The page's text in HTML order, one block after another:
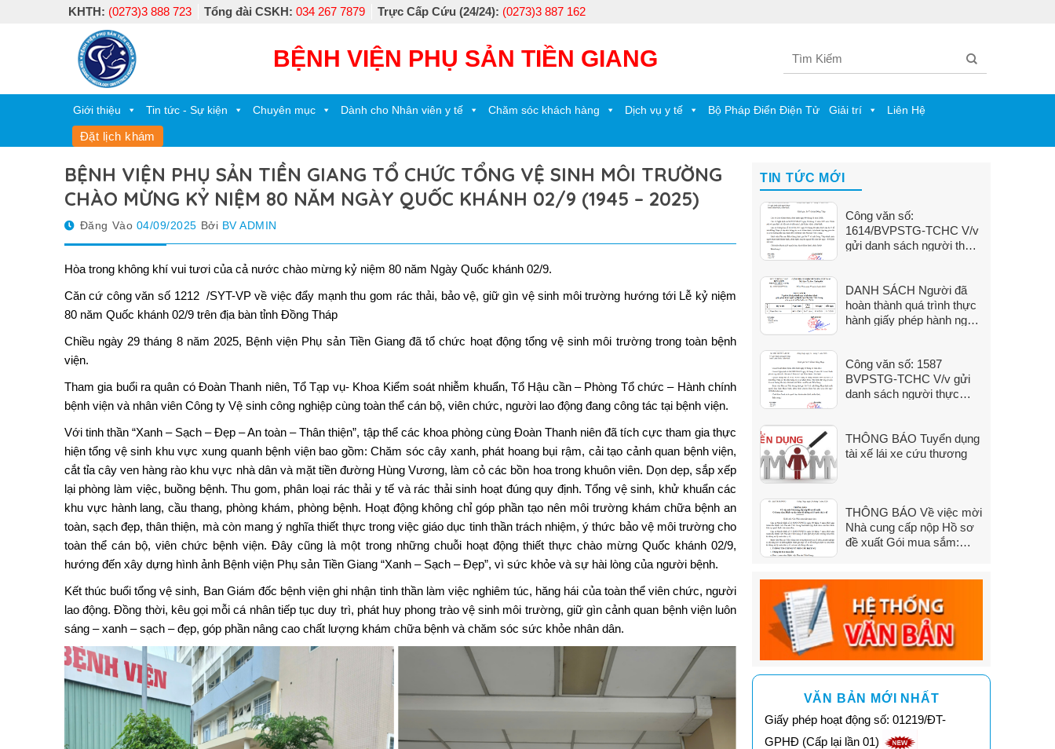
KHTH: (0273)3 888 723 Tổng đài CSKH: 034 267 7879 Trực Cấp Cứu (24/24): (0273)3 887 162
BỆNH VIỆN PHỤ SẢN TIỀN GIANG
Giới thiệu Tin tức - Sự kiện Chuyên mục Dành cho Nhân viên y tế Chăm sóc khách hàng Dịch vụ y tế Bộ Pháp Điển Điện Tử Giải trí Liên Hệ
Đặt lịch khám
BỆNH VIỆN PHỤ SẢN TIỀN GIANG TỔ CHỨC TỔNG VỆ SINH MÔI TRƯỜNG
CHÀO MỪNG KỶ NIỆM 80 NĂM NGÀY QUỐC KHÁNH 02/9 (1945 – 2025)
Đăng Vào 04/09/2025 Bởi BV ADMIN
Hòa trong không khí vui tươi của cả nước chào mừng kỷ niệm 80 năm Ngày Quốc khánh 02/9.
Căn cứ công văn số 1212 /SYT-VP về việc đẩy mạnh thu gom rác thải, bảo vệ, giữ gìn vệ sinh môi trường hướng tới Lễ kỷ niệm
80 năm Quốc khánh 02/9 trên địa bàn tỉnh Đồng Tháp
Chiều ngày 29 tháng 8 năm 2025, Bệnh viện Phụ sản Tiền Giang đã tổ chức hoạt động tổng vệ sinh môi trường trong toàn bệnh
viện.
Tham gia buổi ra quân có Đoàn Thanh niên, Tổ Tạp vụ- Khoa Kiểm soát nhiễm khuẩn, Tổ Hậu cần – Phòng Tổ chức – Hành chính
bệnh viện và nhân viên Công ty Vệ sinh công nghiệp cùng toàn thể cán bộ, viên chức, người lao động đang công tác tại bệnh viện.
Với tinh thần “Xanh – Sạch – Đẹp – An toàn – Thân thiện”, tập thể các khoa phòng cùng Đoàn Thanh niên đã tích cực tham gia thực
hiện tổng vệ sinh khu vực xung quanh bệnh viện bao gồm: Chăm sóc cây xanh, phát hoang bụi rậm, cải tạo cảnh quan bệnh viện,
cắt tỉa cây ven hàng rào khu vực nhà dân và mặt tiền đường Hùng Vương, làm cỏ các bồn hoa trong khuôn viên. Dọn dẹp, sắp xếp
lại phòng làm việc, buồng bệnh. Thu gom, phân loại rác thải y tế và rác thải sinh hoạt đúng quy định. Tổng vệ sinh, khử khuẩn các
khu vực hành lang, cầu thang, phòng khám, phòng bệnh. Hoạt động không chỉ góp phần tạo nên môi trường khám chữa bệnh an
toàn, sạch đẹp, thân thiện, mà còn mang ý nghĩa thiết thực trong việc giáo dục tinh thần trách nhiệm, ý thức bảo vệ môi trường cho
toàn thể cán bộ, viên chức bệnh viện. Đây cũng là một trong những chuỗi hoạt động thiết thực chào mừng Quốc khánh 02/9,
hướng đến xây dựng hình ảnh Bệnh viện Phụ sản Tiền Giang “Xanh – Sạch – Đẹp”, vì sức khỏe và sự hài lòng của người bệnh.
Kết thúc buổi tổng vệ sinh, Ban Giám đốc bệnh viện ghi nhận tinh thần làm việc nghiêm túc, hăng hái của toàn thể viên chức, người
lao động. Đồng thời, kêu gọi mỗi cá nhân tiếp tục duy trì, phát huy phong trào vệ sinh môi trường, giữ gìn cảnh quan bệnh viện luôn
sáng – xanh – sạch – đẹp, góp phần nâng cao chất lượng khám chữa bệnh và chăm sóc sức khỏe nhân dân.
TIN TỨC MỚI
Công văn số:
1614/BVPSTG-TCHC V/v
gửi danh sách người thực
DANH SÁCH Người đã
hoàn thành quá trình thực
hành giấy phép hành nghề
đến 31/7/2026)
Công văn số: 1587
BVPSTG-TCHC V/v gửi
danh sách người thực
THÔNG BÁO Tuyển dụng
tài xế lái xe cứu thương
THÔNG BÁO Về việc mời
Nhà cung cấp nộp Hồ sơ
đề xuất Gói mua sắm:
VĂN BẢN MỚI NHẤT
Giấy phép hoạt động số: 01219/ĐT-
GPHĐ (Cấp lại lần 01)